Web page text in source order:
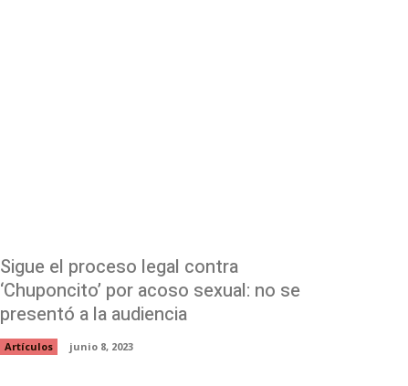
Sigue el proceso legal contra
‘Chuponcito’ por acoso sexual: no se
presentó a la audiencia
Artículos junio 8, 2023